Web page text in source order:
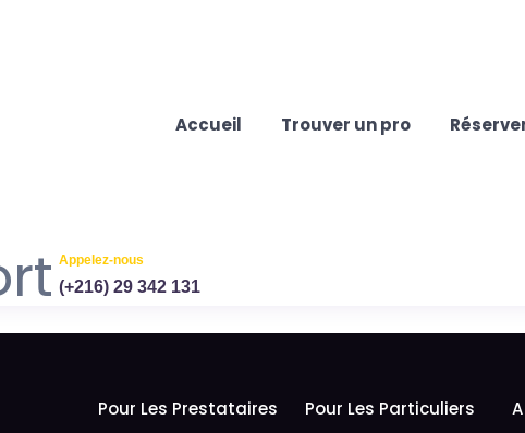
Accueil Trouver un pro
Appelez-nous
(+216) 29 342 131
Pour Les Prestataires
Pour Les Particuliers